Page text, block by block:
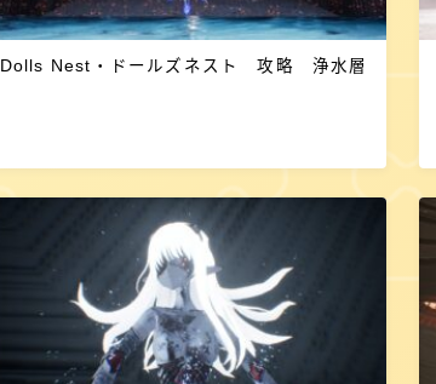
Dolls Nest・ドールズネスト 攻略 浄水層